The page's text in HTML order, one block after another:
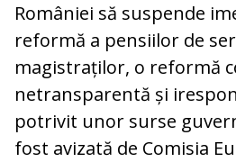
României să suspende
reformă a pensiilor de
magistraților, o reformă
netransparentă și
potrivit unor surse
fost avizată de Comisia